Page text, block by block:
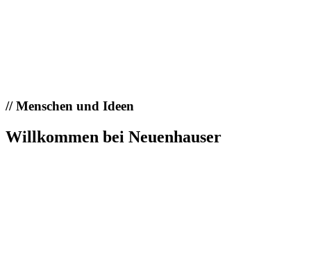
//Menschen und Ideen
Willkommen bei Neuenhauser